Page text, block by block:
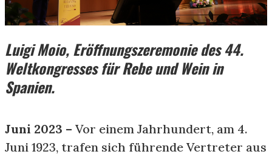
Luigi Moio, Eröffnungszeremonie des 44.
Weltkongresses für Rebe und Wein in
Spanien.
Juni 2023 – Vor einem Jahrhundert, am 4.
Juni 1923, trafen sich führende Vertreter aus